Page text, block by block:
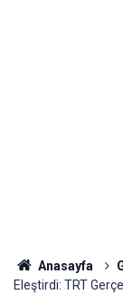
Anasayfa
Eleştirdi: TRT